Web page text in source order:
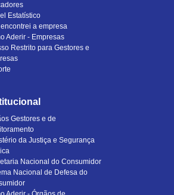
Estatístico
encontrei a empresa
Aderir - Empresas
Restrito para Gestores e
Gestores e de
da Justiça e Segurança
Nacional do Consumidor
Nacional de Defesa do